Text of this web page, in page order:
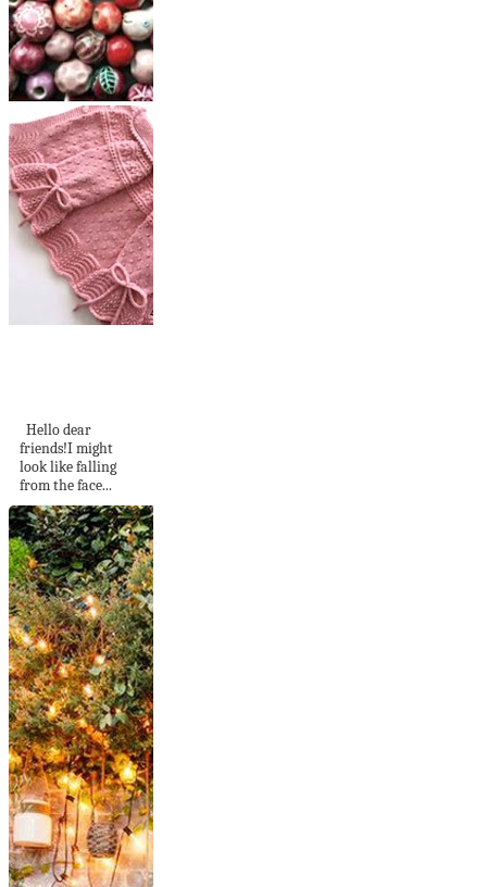
Hello dear
friends!I might
look like falling
from the face...